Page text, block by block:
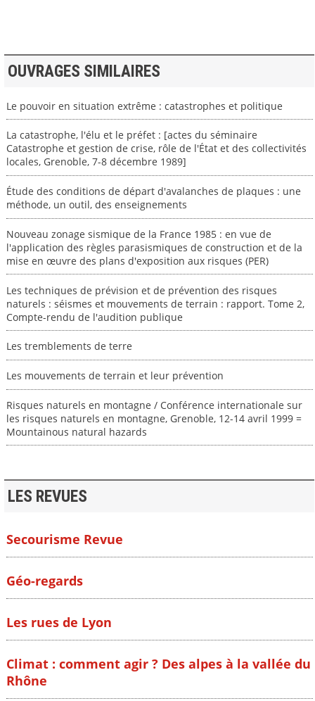
OUVRAGES SIMILAIRES
Le pouvoir en situation extrême : catastrophes et politique
La catastrophe, l'élu et le préfet : [actes du séminaire
Catastrophe et gestion de crise, rôle de l'État et des collectivités
locales, Grenoble, 7-8 décembre 1989]
Étude des conditions de départ d'avalanches de plaques : une
méthode, un outil, des enseignements
Nouveau zonage sismique de la France 1985 : en vue de
l'application des règles parasismiques de construction et de la
mise en œuvre des plans d'exposition aux risques (PER)
Les techniques de prévision et de prévention des risques
naturels : séismes et mouvements de terrain : rapport. Tome 2,
Compte-rendu de l'audition publique
Les tremblements de terre
Les mouvements de terrain et leur prévention
Risques naturels en montagne / Conférence internationale sur
les risques naturels en montagne, Grenoble, 12-14 avril 1999 =
Mountainous natural hazards
LES REVUES
Secourisme Revue
Géo-regards
Les rues de Lyon
Climat : comment agir ? Des alpes à la vallée du
Rhône